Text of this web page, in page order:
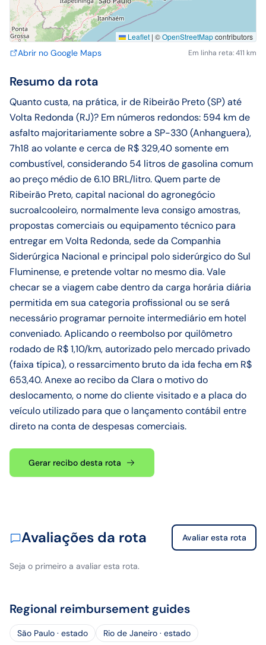
Leaflet | ©OpenStreetMapcontributors
Abrir no Google Maps Em linha reta: 411 km
Resumo da rota
Quanto custa, na prática, ir de Ribeirão Preto (SP) até
Volta Redonda (RJ)? Em números redondos: 594 km de
asfalto majoritariamente sobre a SP-330 (Anhanguera),
7h18 ao volante e cerca de R$ 329,40 somente em
combustível, considerando 54 litros de gasolina comum
ao preço médio de 6.10 BRL/litro. Quem parte de
Ribeirão Preto, capital nacional do agronegócio
sucroalcooleiro, normalmente leva consigo amostras,
propostas comerciais ou equipamento técnico para
entregar em Volta Redonda, sede da Companhia
Siderúrgica Nacional e principal polo siderúrgico do Sul
Fluminense, e pretende voltar no mesmo dia. Vale
checar se a viagem cabe dentro da carga horária diária
permitida em sua categoria profissional ou se será
necessário programar pernoite intermediário em hotel
conveniado. Aplicando o reembolso por quilômetro
rodado de R$ 1,10/km, autorizado pelo mercado privado
(faixa típica), o ressarcimento bruto da ida fecha em R$
653,40. Anexe ao recibo da Clara o motivo do
deslocamento, o nome do cliente visitado e a placa do
veículo utilizado para que o lançamento contábil entre
direto na conta de despesas comerciais.
Gerar recibo desta rota
Avaliações da rota Avaliar esta rota
Seja o primeiro a avaliar esta rota.
Regional reimbursement guides
São Paulo · estado Rio de Janeiro · estado